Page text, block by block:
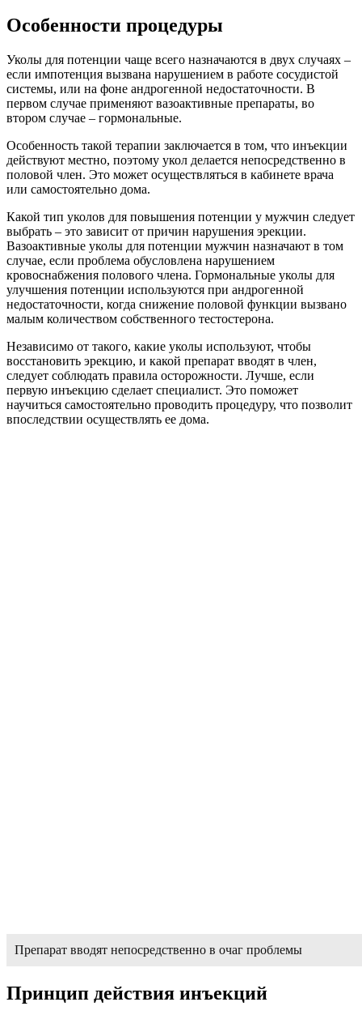
Особенности процедуры
Уколы для потенции чаще всего назначаются в двух случаях –
если импотенция вызвана нарушением в работе сосудистой
системы, или на фоне андрогенной недостаточности. В
первом случае применяют вазоактивные препараты, во
втором случае – гормональные.
Особенность такой терапии заключается в том, что инъекции
действуют местно, поэтому укол делается непосредственно в
половой член. Это может осуществляться в кабинете врача
или самостоятельно дома.
Какой тип уколов для повышения потенции у мужчин следует
выбрать – это зависит от причин нарушения эрекции.
Вазоактивные уколы для потенции мужчин назначают в том
случае, если проблема обусловлена нарушением
кровоснабжения полового члена. Гормональные уколы для
улучшения потенции используются при андрогенной
недостаточности, когда снижение половой функции вызвано
малым количеством собственного тестостерона.
Независимо от такого, какие уколы используют, чтобы
восстановить эрекцию, и какой препарат вводят в член,
следует соблюдать правила осторожности. Лучше, если
первую инъекцию сделает специалист. Это поможет
научиться самостоятельно проводить процедуру, что позволит
впоследствии осуществлять ее дома.
Препарат вводят непосредственно в очаг проблемы
Принцип действия инъекций